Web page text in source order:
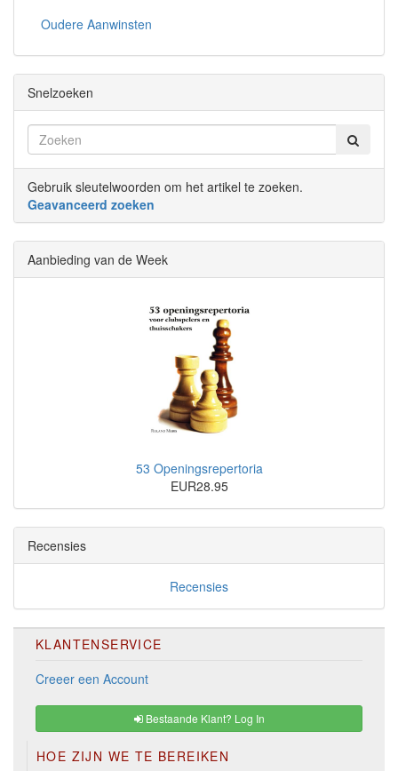
Oudere Aanwinsten
Snelzoeken
Gebruik sleutelwoorden om het artikel te zoeken.
Geavanceerd zoeken
Aanbieding van de Week
53 Openingsrepertoria
EUR28.95
Recensies
Recensies
KLANTENSERVICE
Creeer een Account
Bestaande Klant? Log In
HOE ZIJN WE TE BEREIKEN